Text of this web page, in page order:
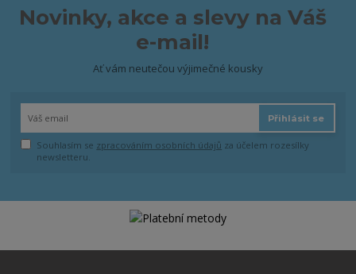
Novinky, akce a slevy na Váš
e-mail!
Ať vám neutečou výjimečné kousky
Přihlásit se
Souhlasím se zpracováním osobních údajů za účelem rozesílky
newsletteru.